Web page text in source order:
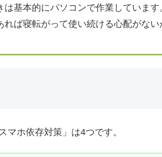
は基本的にパソコンで作業しています
れば寝転がって使い続ける心配がない
マホ依存対策」は4つです。